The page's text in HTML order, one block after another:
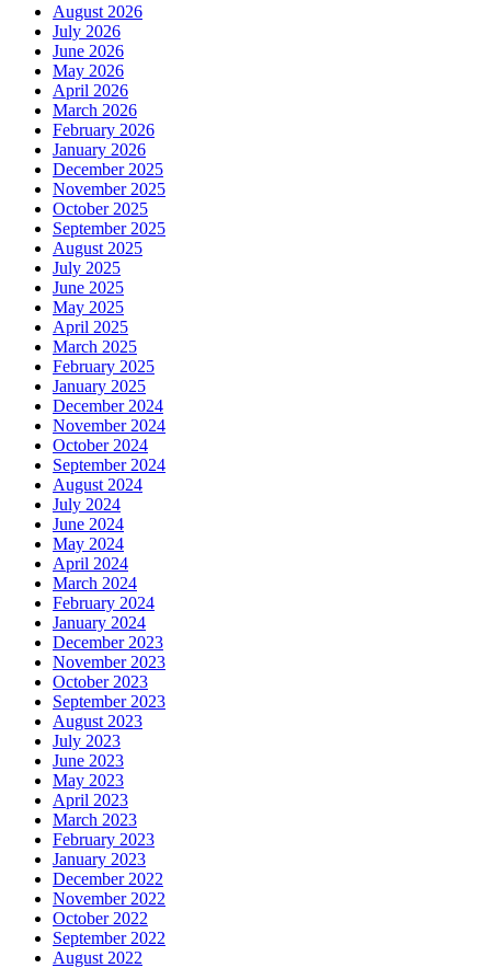
August 2026
July 2026
June 2026
May 2026
April 2026
March 2026
February 2026
January 2026
December 2025
November 2025
October 2025
September 2025
August 2025
July 2025
June 2025
May 2025
April 2025
March 2025
February 2025
January 2025
December 2024
November 2024
October 2024
September 2024
August 2024
July 2024
June 2024
May 2024
April 2024
March 2024
February 2024
January 2024
December 2023
November 2023
October 2023
September 2023
August 2023
July 2023
June 2023
May 2023
April 2023
March 2023
February 2023
January 2023
December 2022
November 2022
October 2022
September 2022
August 2022